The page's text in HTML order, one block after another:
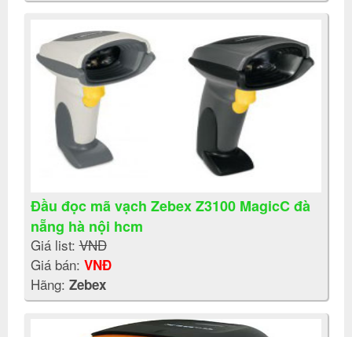
Đầu đọc mã vạch Zebex Z3100 MagicC đà
nẵng hà nội hcm
Giá list:VNĐ
Giá bán: VNĐ
Hãng: Zebex